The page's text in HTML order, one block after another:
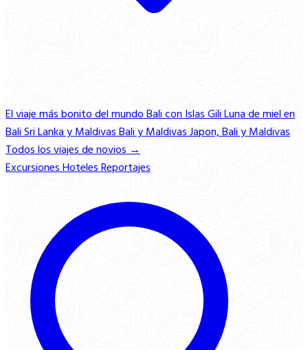
El viaje más bonito del mundoBali con Islas GiliLuna de miel en
BaliSri Lanka y MaldivasBali y MaldivasJapon, Bali y Maldivas
Todos los viajes de novios →
ExcursionesHotelesReportajes